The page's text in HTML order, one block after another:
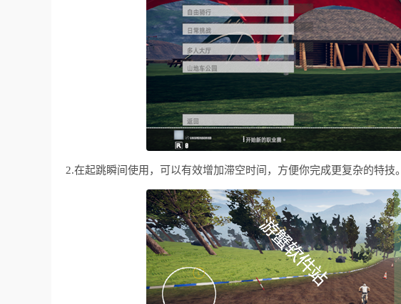
2.在起跳瞬间使用，可以有效增加滞空时间，方便你完成更复杂的特技。